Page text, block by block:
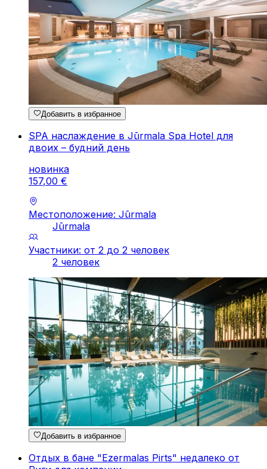
Добавить в избранное
SPA наслаждение в Jūrmala Spa Hotel для
двоих – будний день
новинка
157,00 €
Местоположение: Jūrmala
Jūrmala
Участники: от 2 до 2 человек
2 человек
Добавить в избранное
Отдых в бане "Ezermalas Pirts" недалеко от